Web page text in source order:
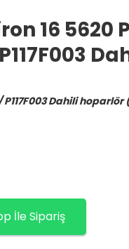
16 5620
P117F003
/ P117F003 Dahili
İle Sipariş